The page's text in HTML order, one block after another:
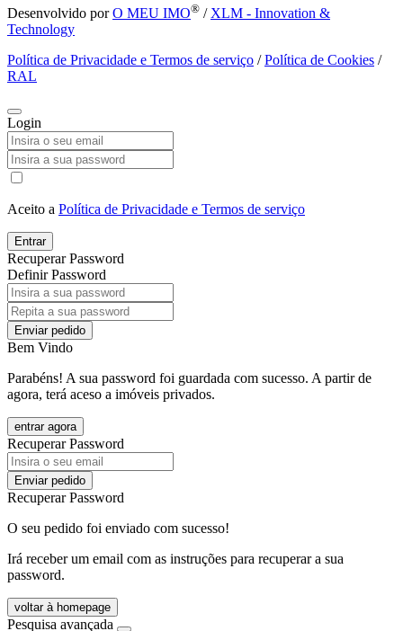
Desenvolvido porO MEU IMO® / XLM - Innovation &
Technology
Política de Privacidade e Termos de serviço /Política de Cookies /
RAL
Login
Aceito a Política de Privacidade e Termos de serviço
Entrar
Recuperar Password
Definir Password
Enviar pedido
Bem Vindo
Parabéns! A sua password foi guardada com sucesso. A partir de
agora, terá aceso a imóveis privados.
entrar agora
Recuperar Password
Enviar pedido
Recuperar Password
O seu pedido foi enviado com sucesso!
Irá receber um email com as instruções para recuperar a sua
password.
voltar à homepage
Pesquisa avançada